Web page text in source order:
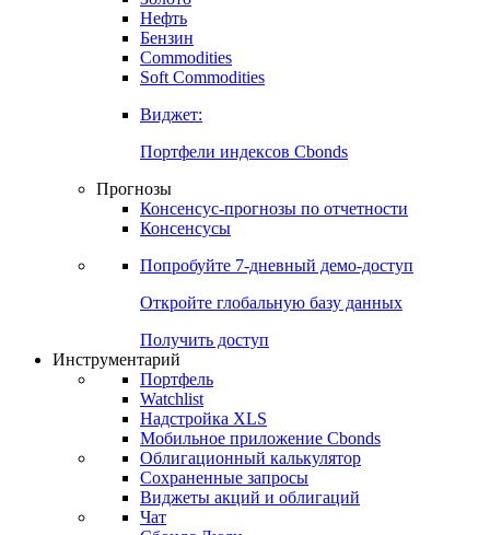
Карта процентных ставок
Commodities
Золото
Бензин
Soft Commodities
Виджет:
Портфели индексов Cbonds
Прогнозы
Консенсусы
Попробуйте7-дневный
Откройте глобальную базу данных
Получить доступ
Инструментарий
Портфель
Watchlist
Надстройка XLS
Мобильное приложение Cbonds